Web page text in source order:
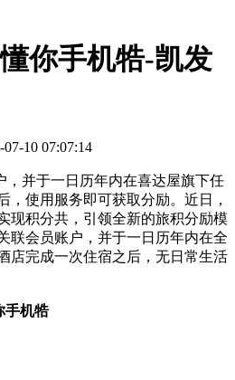
你手机牿-凯发
07-10 07:07:14
，并于一日历年内在喜达屋旗下任
，使用服务即可获取分励。近日，
现积分共，引领全新的旅积分励模
联会员账户，并于一日历年内在全
店完成一次住宿之后，无日常生活
手机牿